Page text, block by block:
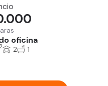
oficina
2 2 1